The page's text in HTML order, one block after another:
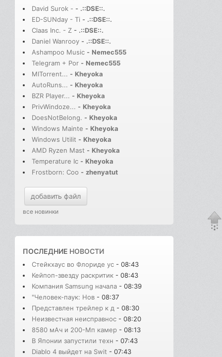
David Surok - - .::DSE::.
ED-SUNday - Ti - .::DSE::.
Claas Inc. - Z - .::DSE::.
Daniel Wanrooy - .::DSE::.
Ashampoo Music - Nemec555
Telegram + Por - Nemec555
MITorrent... - Kheyoka
AutoRuns... - Kheyoka
BZR Player... - Kheyoka
PrivWindoze... - Kheyoka
DoesNotBelong. - Kheyoka
Windows Mainte - Kheyoka
Windows Utilit - Kheyoka
AMD Ryzen Mast - Kheyoka
Temperature Ic - Kheyoka
Frostborn: Coo - zhenyatut
добавить файл
все новинки
ПОСЛЕДНИЕ НОВОСТИ
Стейкхаус во Флориде ус - 08:43
Кейпоп-звезду раскритик - 08:43
Компания Samsung начала - 08:39
"Человек-паук: Нов - 08:37
Представлен трейлер к д - 08:30
Неизвестная неисправнос - 08:20
8580 мАч и 200-Мп камер - 08:13
В Японии запустили техн - 07:43
Diablo 4 выйдет на Swit - 07:43